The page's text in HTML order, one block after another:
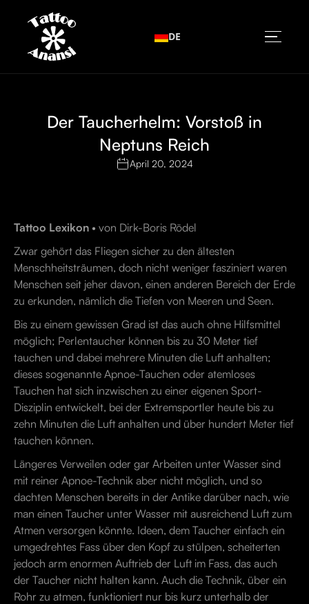
DE
Der Taucherhelm: Vorstoß in
Neptuns Reich
April 20, 2024
Tattoo Lexikon • von Dirk-Boris Rödel
Zwar gehört das Fliegen sicher zu den ältesten
Menschheitsträumen, doch nicht weniger fasziniert waren
Menschen seit jeher davon, einen anderen Bereich der Erde
zu erkunden, nämlich die Tiefen von Meeren und Seen.
Bis zu einem gewissen Grad ist das auch ohne Hilfsmittel
möglich; Perlentaucher können bis zu 30 Meter tief
tauchen und dabei mehrere Minuten die Luft anhalten;
dieses sogenannte Apnoe-Tauchen oder atemloses
Tauchen hat sich inzwischen zu einer eigenen Sport-
Disziplin entwickelt, bei der Extremsportler heute bis zu
zehn Minuten die Luft anhalten und über hundert Meter tief
tauchen können.
Längeres Verweilen oder gar Arbeiten unter Wasser sind
mit reiner Apnoe-Technik aber nicht möglich, und so
dachten Menschen bereits in der Antike darüber nach, wie
man einen Taucher unter Wasser mit ausreichend Luft zum
Atmen versorgen könnte. Ideen, dem Taucher einfach ein
umgedrehtes Fass über den Kopf zu stülpen, scheiterten
jedoch arm enormen Auftrieb der Luft im Fass, das auch
der Taucher nicht halten kann. Auch die Technik, über ein
Rohr zu atmen, funktioniert nur bis kurz unterhalb der